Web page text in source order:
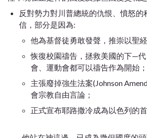
反對勢力對川普總統的仇恨、憤怒的
信，部分是因為:
他為基督徒勇敢發聲，推崇以聖経
恢復校園禱告，拯救美國的下—
會、運動會都可以禱告作為開始；
主張廢掉強生法案(Johnson
會宗教自由言論；
正式宣布耶路撒冷成為以色列的